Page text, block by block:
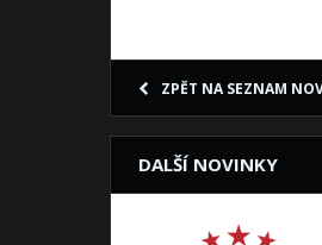
ZPĚT NA SEZNAM
DALŠÍ NOVINKY